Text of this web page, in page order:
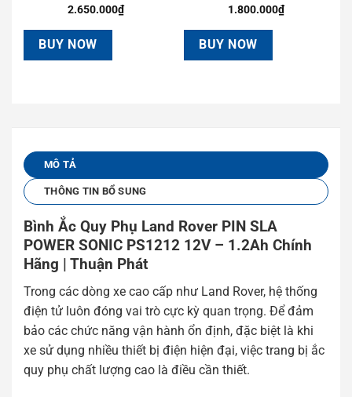
2.650.000₫
BUY NOW
1.800.000₫
BUY NOW
MÔ TẢ
THÔNG TIN BỔ SUNG
Bình Ắc Quy Phụ Land Rover PIN SLA
POWER SONIC PS1212 12V – 1.2Ah Chính
Hãng | Thuận Phát
Trong các dòng xe cao cấp như Land Rover, hệ thống
điện tử luôn đóng vai trò cực kỳ quan trọng. Để đảm
bảo các chức năng vận hành ổn định, đặc biệt là khi
xe sử dụng nhiều thiết bị điện hiện đại, việc trang bị ắc
quy phụ chất lượng cao là điều cần thiết.